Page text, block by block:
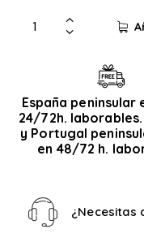
España peninsular
24/72h.
y Portugal
en 48/72 h.
¿Necesitas